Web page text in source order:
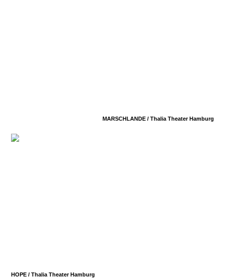
MARSCHLANDE / Thalia Theater Hamburg
HOPE /Thalia Theater Hamburg